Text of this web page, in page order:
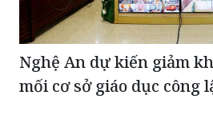
Nghệ An dự kiến giảm
mối cơ sở giáo dục công